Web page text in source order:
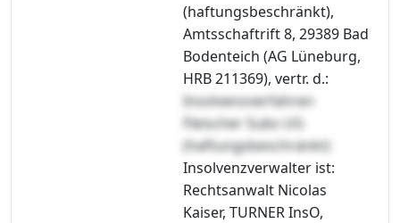
(haftungsbeschränkt),
Amtsschaftrift 8, 29389 Bad
Bodenteich (AG Lüneburg,
HRB 211369), vertr. d.:
Insolvenzverfahren
Fleischer Subs UG
(haftungsbeschränkt)
Insolvenzverwalter ist:
Rechtsanwalt Nicolas
Kaiser, TURNER InsO,